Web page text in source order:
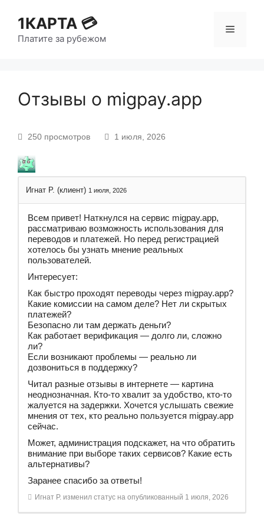
1КАРТА 💳
Платите за рубежом
Отзывы о migpay.app
250 просмотров 1 июля, 2026
Игнат Р. (клиент) 1 июля, 2026
Всем привет! Наткнулся на сервис migpay.app,
рассматриваю возможность использования для
переводов и платежей. Но перед регистрацией
хотелось бы узнать мнение реальных
пользователей.
Интересует:
Как быстро проходят переводы через migpay.app?
Какие комиссии на самом деле? Нет ли скрытых
платежей?
Безопасно ли там держать деньги?
Как работает верификация — долго ли, сложно
ли?
Если возникают проблемы — реально ли
дозвониться в поддержку?
Читал разные отзывы в интернете — картина
неоднозначная. Кто-то хвалит за удобство, кто-то
жалуется на задержки. Хочется услышать свежие
мнения от тех, кто реально пользуется migpay.app
сейчас.
Может, администрация подскажет, на что обратить
внимание при выборе таких сервисов? Какие есть
альтернативы?
Заранее спасибо за ответы!
Игнат Р. изменил статус на опубликованный 1 июля, 2026